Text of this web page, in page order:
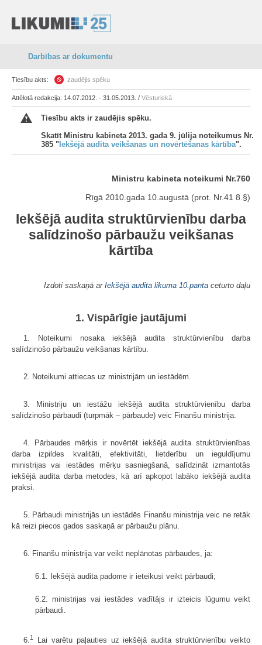
Darbības ar dokumentu
Tiesību akts: zaudējis spēku
Attēlotā redakcija: 14.07.2012. - 31.05.2013. / Vēsturiskā
Tiesību akts ir zaudējis spēku.
Skatīt Ministru kabineta 2013. gada 9. jūlija noteikumus Nr.
385 " Iekšējā audita veikšanas un novērtēšanas kārtība".
Ministru kabineta noteikumi Nr.760
Rīgā 2010.gada 10.augustā (prot. Nr.41 8.§)
Iekšējā audita struktūrvienību darba
salīdzinošo pārbaužu veikšanas
kārtība
Izdoti saskaņā ar Iekšējā audita likuma 10.panta ceturto daļu
1. Vispārīgie jautājumi
1. Noteikumi nosaka iekšējā audita struktūrvienību darba
salīdzinošo pārbaužu veikšanas kārtību.
2. Noteikumi attiecas uz ministrijām un iestādēm.
3. Ministriju un iestāžu iekšējā audita struktūrvienību darba
salīdzinošo pārbaudi (turpmāk – pārbaude) veic Finanšu ministrija.
4. Pārbaudes mērķis ir novērtēt iekšējā audita struktūrvienības
darba izpildes kvalitāti, efektivitāti, lietderību un ieguldījumu
ministrijas vai iestādes mērķu sasniegšanā, salīdzināt izmantotās
iekšējā audita darba metodes, kā arī apkopot labāko iekšējā audita
praksi.
5. Pārbaudi ministrijās un iestādēs Finanšu ministrija veic ne retāk
kā reizi piecos gados saskaņā ar pārbaužu plānu.
6. Finanšu ministrija var veikt neplānotas pārbaudes, ja:
6.1. Iekšējā audita padome ir ieteikusi veikt pārbaudi;
6.2. ministrijas vai iestādes vadītājs ir izteicis lūgumu veikt
pārbaudi.
6. 1
Lai varētu paļauties uz iekšējā audita struktūrvienību veikto